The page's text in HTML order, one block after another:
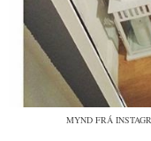
MYND FRÁ